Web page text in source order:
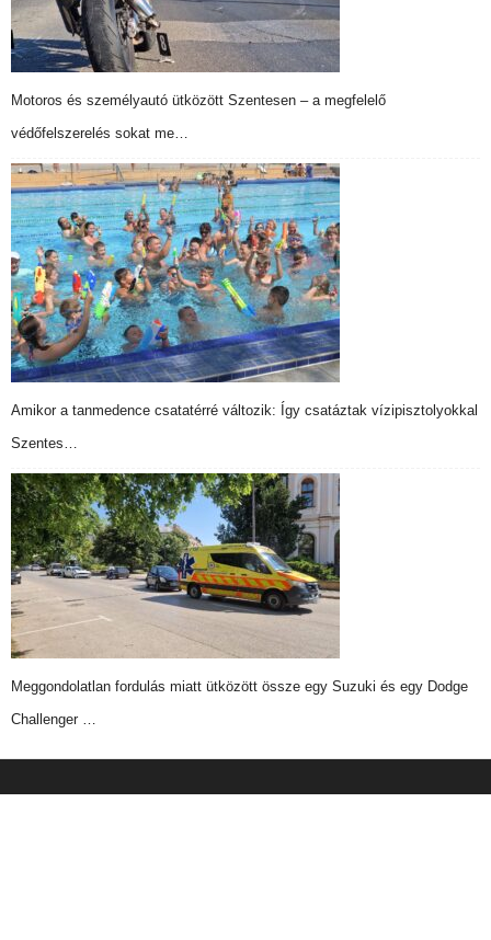
Motoros és személyautó ütközött Szentesen – a megfelelő
védőfelszerelés sokat me…
Amikor a tanmedence csatatérré változik: Így csatáztak vízipisztolyokkal
Szentes…
Meggondolatlan fordulás miatt ütközött össze egy Suzuki és egy Dodge
Challenger …